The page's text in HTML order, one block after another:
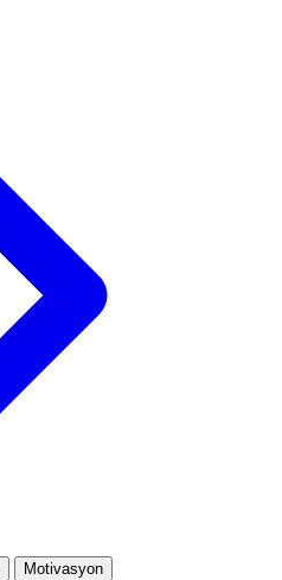
Motivasyon